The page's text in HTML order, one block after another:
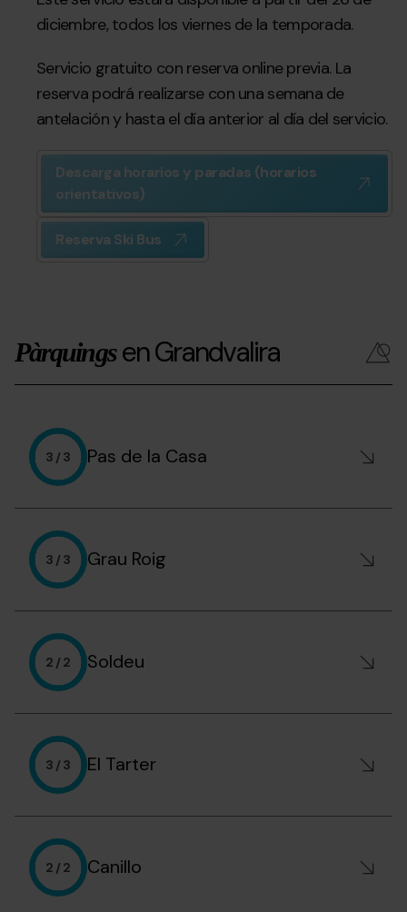
diciembre, todos los viernes de la temporada.
Servicio gratuito con reserva online previa. La
reserva podrá realizarse con una semana de
antelación y hasta el día anterior al día del servicio.
Descarga horarios y paradas (horarios
orientativos)
Reserva Ski Bus
Pàrquingsen Grandvalira
3 / 3 Pas de la Casa
3 / 3 Grau Roig
2 / 2 Soldeu
3 / 3 El Tarter
2 / 2 Canillo